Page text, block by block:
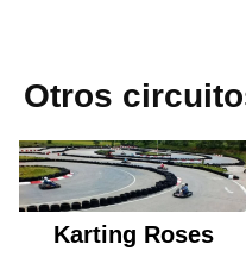
Otros
Karting Roses